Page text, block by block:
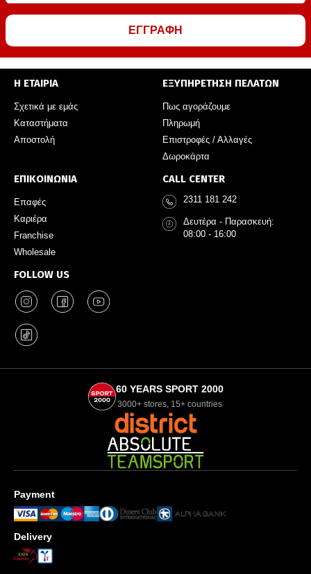
ΕΓΓΡΑΦΗ
Η ΕΤΑΙΡΙΑ
Σχετικά με εμάς
Καταστήματα
Αποστολή
ΕΞΥΠΗΡΕΤΗΣΗ ΠΕΛΑΤΩΝ
Πως αγοράζουμε
Πληρωμή
Επιστροφές / Αλλαγές
Δωροκάρτα
ΕΠΙΚΟΙΝΩΝΙΑ
Επαφές
Καριέρα
Franchise
Wholesale
FOLLOW US
CALL CENTER
2311 181 242
Δευτέρα - Παρασκευή:
08:00 - 16:00
60 YEARS SPORT 2000
3000+ stores, 15+ countries
Payment
Delivery